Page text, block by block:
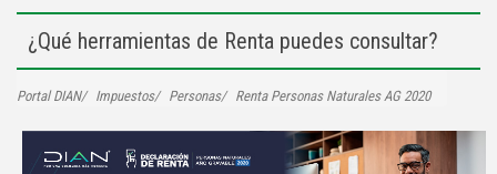
¿Qué herramientas de Renta puedes consultar?
Portal DIAN Impuestos Personas Renta Personas Naturales AG 2020